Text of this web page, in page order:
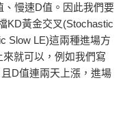
慢速D值。因此我們要
KD黃金交叉(Stochastic
Slow LE)這兩種進場方
就可以，例如我們寫
D值連兩天上漲，進場